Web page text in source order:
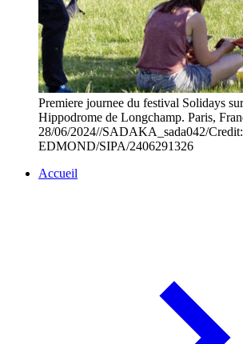
Premiere journee du festival Solidays
Hippodrome de Longchamp. Paris,
28/06/2024//SADAKA_sada042/
EDMOND/SIPA/2406291326
Accueil